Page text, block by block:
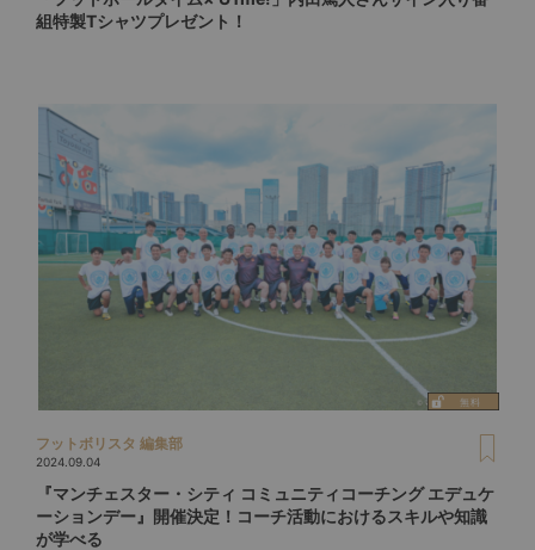
組特製Tシャツプレゼント！
フットボリスタ 編集部
2024.09.04
『マンチェスター・シティ コミュニティコーチング エデュケ
ーションデー』開催決定！コーチ活動におけるスキルや知識
が学べる